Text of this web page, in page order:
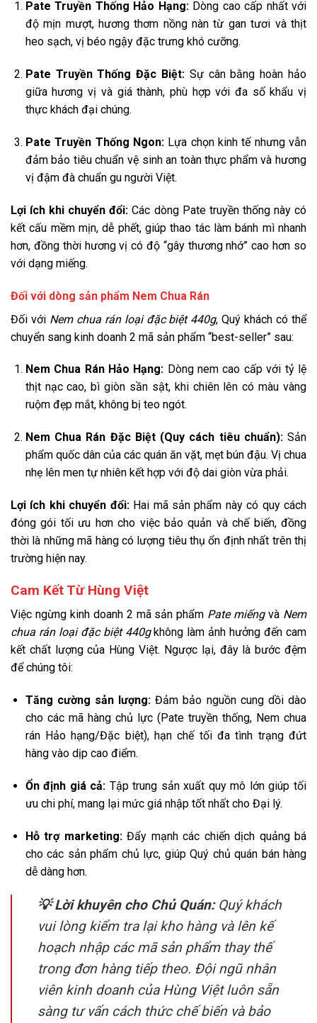
Pate Truyền Thống Hảo Hạng:Dòng cao cấp nhất với
độ mịn mượt, hương thơm nồng nàn từ gan tươi và thịt
heo sạch, vị béo ngậy đặc trưng khó cưỡng.
Pate Truyền Thống Đặc Biệt: Sự cân bằng hoàn hảo
giữa hương vị và giá thành, phù hợp với đa số khẩu vị
thực khách đại chúng.
Pate Truyền Thống Ngon:Lựa chọn kinh tế nhưng vẫn
đảm bảo tiêu chuẩn vệ sinh an toàn thực phẩm và hương
vị đậm đà chuẩn gu người Việt.
Lợi ích khi chuyển đổi: Các dòng Pate truyền thống này có
kết cấu mềm mịn, dễ phết, giúp thao tác làm bánh mì nhanh
hơn, đồng thời hương vị có độ “gây thương nhớ” cao hơn so
với dạng miếng.
Đối với dòng sản phẩm Nem Chua Rán
Đối với Nem chua rán loại đặc biệt 440g, Quý khách có thể
chuyển sang kinh doanh 2 mã sản phẩm “best-seller” sau:
Nem Chua Rán Hảo Hạng: Dòng nem cao cấp với tỷ lệ
thịt nạc cao, bì giòn sần sật, khi chiên lên có màu vàng
ruộm đẹp mắt, không bị teo ngót.
Nem Chua Rán Đặc Biệt (Quy cách tiêu chuẩn):Sản
phẩm quốc dân của các quán ăn vặt, mẹt bún đậu. Vị chua
nhẹ lên men tự nhiên kết hợp với độ dai giòn vừa phải.
Lợi ích khi chuyển đổi:Hai mã sản phẩm này có quy cách
đóng gói tối ưu hơn cho việc bảo quản và chế biến, đồng
thời là những mã hàng có lượng tiêu thụ ổn định nhất trên thị
trường hiện nay.
Cam Kết Từ Hùng Việt
Việc ngừng kinh doanh 2 mã sản phẩm Pate miếngvà Nem
chua rán loại đặc biệt 440gkhông làm ảnh hưởng đến cam
kết chất lượng của Hùng Việt. Ngược lại, đây là bước đệm
để chúng tôi:
Tăng cường sản lượng: Đảm bảo nguồn cung dồi dào
cho các mã hàng chủ lực (Pate truyền thống, Nem chua
rán Hảo hạng/Đặc biệt), hạn chế tối đa tình trạng đứt
hàng vào dịp cao điểm.
Ổn định giá cả: Tập trung sản xuất quy mô lớn giúp tối
ưu chi phí, mang lại mức giá nhập tốt nhất cho Đại lý.
Hỗ trợ marketing:Đẩy mạnh các chiến dịch quảng bá
cho các sản phẩm chủ lực, giúp Quý chủ quán bán hàng
dễ dàng hơn.
💡 Lời khuyên cho Chủ Quán:Quý khách
vui lòng kiểm tra lại kho hàng và lên kế
hoạch nhập các mã sản phẩm thay thế
trong đơn hàng tiếp theo. Đội ngũ nhân
viên kinh doanh của Hùng Việt luôn sẵn
sàng tư vấn cách thức chế biến và bảo